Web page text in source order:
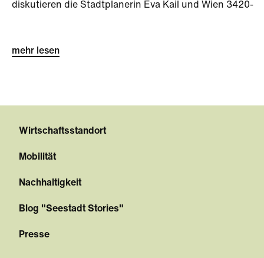
diskutieren die Stadtplanerin Eva Kail und Wien 3420-
wenn man, so Kail, „die Genderbrille aufsetzt, um nicht
mehr lesen
Wirtschaftsstandort
Mobilität
Nachhaltigkeit
Blog "Seestadt Stories"
Presse